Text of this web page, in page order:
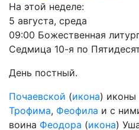
На этой неделе:
5 августа, среда
09:00 Божественная
Седмица 10-я по
День постный.
Почаевской (икона)
Трофима, Феофила и с
воина Феодора (икона)